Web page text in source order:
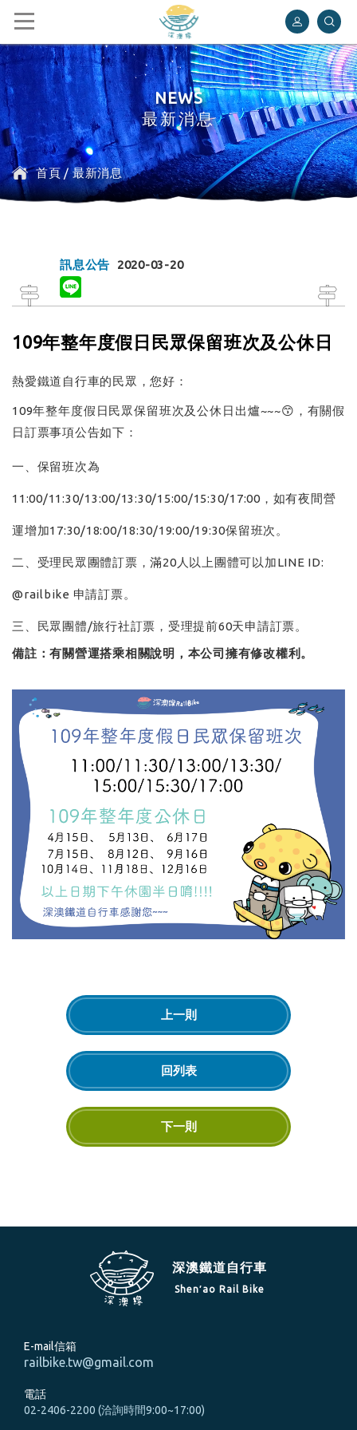
深澳鐵道自行車
NEWS
最新消息
首頁/最新消息
訊息公告 2020-03-20
109年整年度假日民眾保留班次及公休日
熱愛鐵道自行車的民眾，您好：
109年整年度假日民眾保留班次及公休日出爐~~~😙，有關假
日訂票事項公告如下：
一、保留班次為
11:00/11:30/13:00/13:30/15:00/15:30/17:00，如有夜間營
運增加17:30/18:00/18:30/19:00/19:30保留班次。
二、受理民眾團體訂票，滿20人以上團體可以加LINE ID:
@railbike 申請訂票。
三、民眾團體/旅行社訂票，受理提前60天申請訂票。
備註：有關營運搭乘相關說明，本公司擁有修改權利。
上一則
回列表
下一則
深澳鐵道自行車
Shen′ao Rail Bike
E-mail信箱
railbike.tw@gmail.com
電話
02-2406-2200 (洽詢時間9:00~17:00)